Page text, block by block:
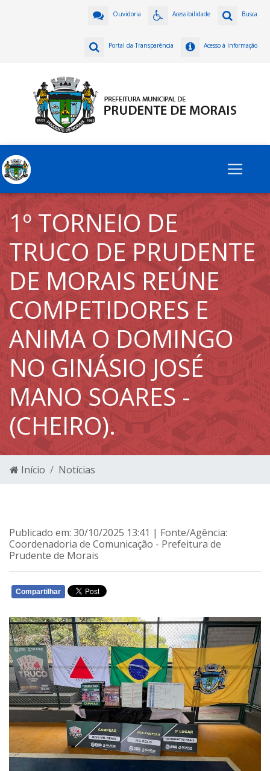
Busca
Acessibilidade
Ouvidoria
Acesso à Informação
Portal da Transparência
1º TORNEIO DE
TRUCO DE PRUDENTE
DE MORAIS REÚNE
COMPETIDORES E
ANIMA O DOMINGO
NO GINÁSIO JOSÉ
MANO SOARES -
(CHEIRO).
Início Notícias
Publicado em: 30/10/2025 13:41 | Fonte/Agência:
Coordenadoria de Comunicação - Prefeitura de
Prudente de Morais
Compartilhar